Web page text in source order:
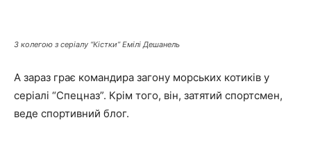
З колегою з серіалу “Кістки” Емілі Дешанель
А зараз грає командира загону морських котиків у
серіалі “Спецназ”. Крім того, він, затятий спортсмен,
веде спортивний блог.